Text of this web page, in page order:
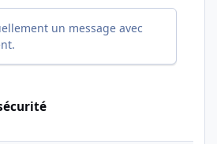
un message avec